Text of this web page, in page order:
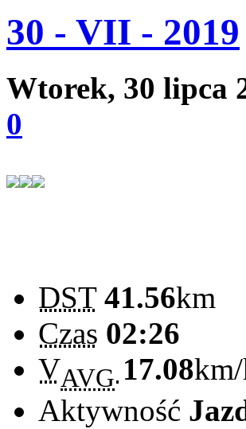
30 - VII - 2019
Wtorek, 30 lipca
0
DST 41.56km
Czas 02:26
VAVG 17.08
Aktywność